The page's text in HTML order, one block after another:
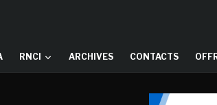
RNCI ARCHIVES CONTACTS